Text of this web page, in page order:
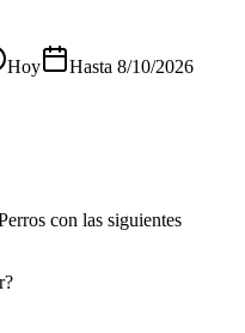
Hoy Hasta 8/10/2026
con las siguientes